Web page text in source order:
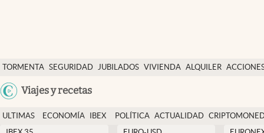
TORMENTA SEGURIDAD JUBILADOS VIVIENDA ALQUILER
Viajes y recetas
Economía y finanzas
Política
Actualidad
ULTIMAS
NOTICIAS
ECONOMÍA
IBEX
POLÍTICA ACTUALIDAD